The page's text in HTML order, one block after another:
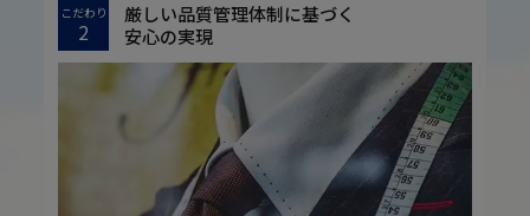
こだわり
2
厳しい品質管理体制に基づく
安心の実現